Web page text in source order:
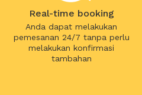
Real-time booking
Anda dapat melakukan
pemesanan 24/7 tanpa perlu
melakukan konfirmasi
tambahan